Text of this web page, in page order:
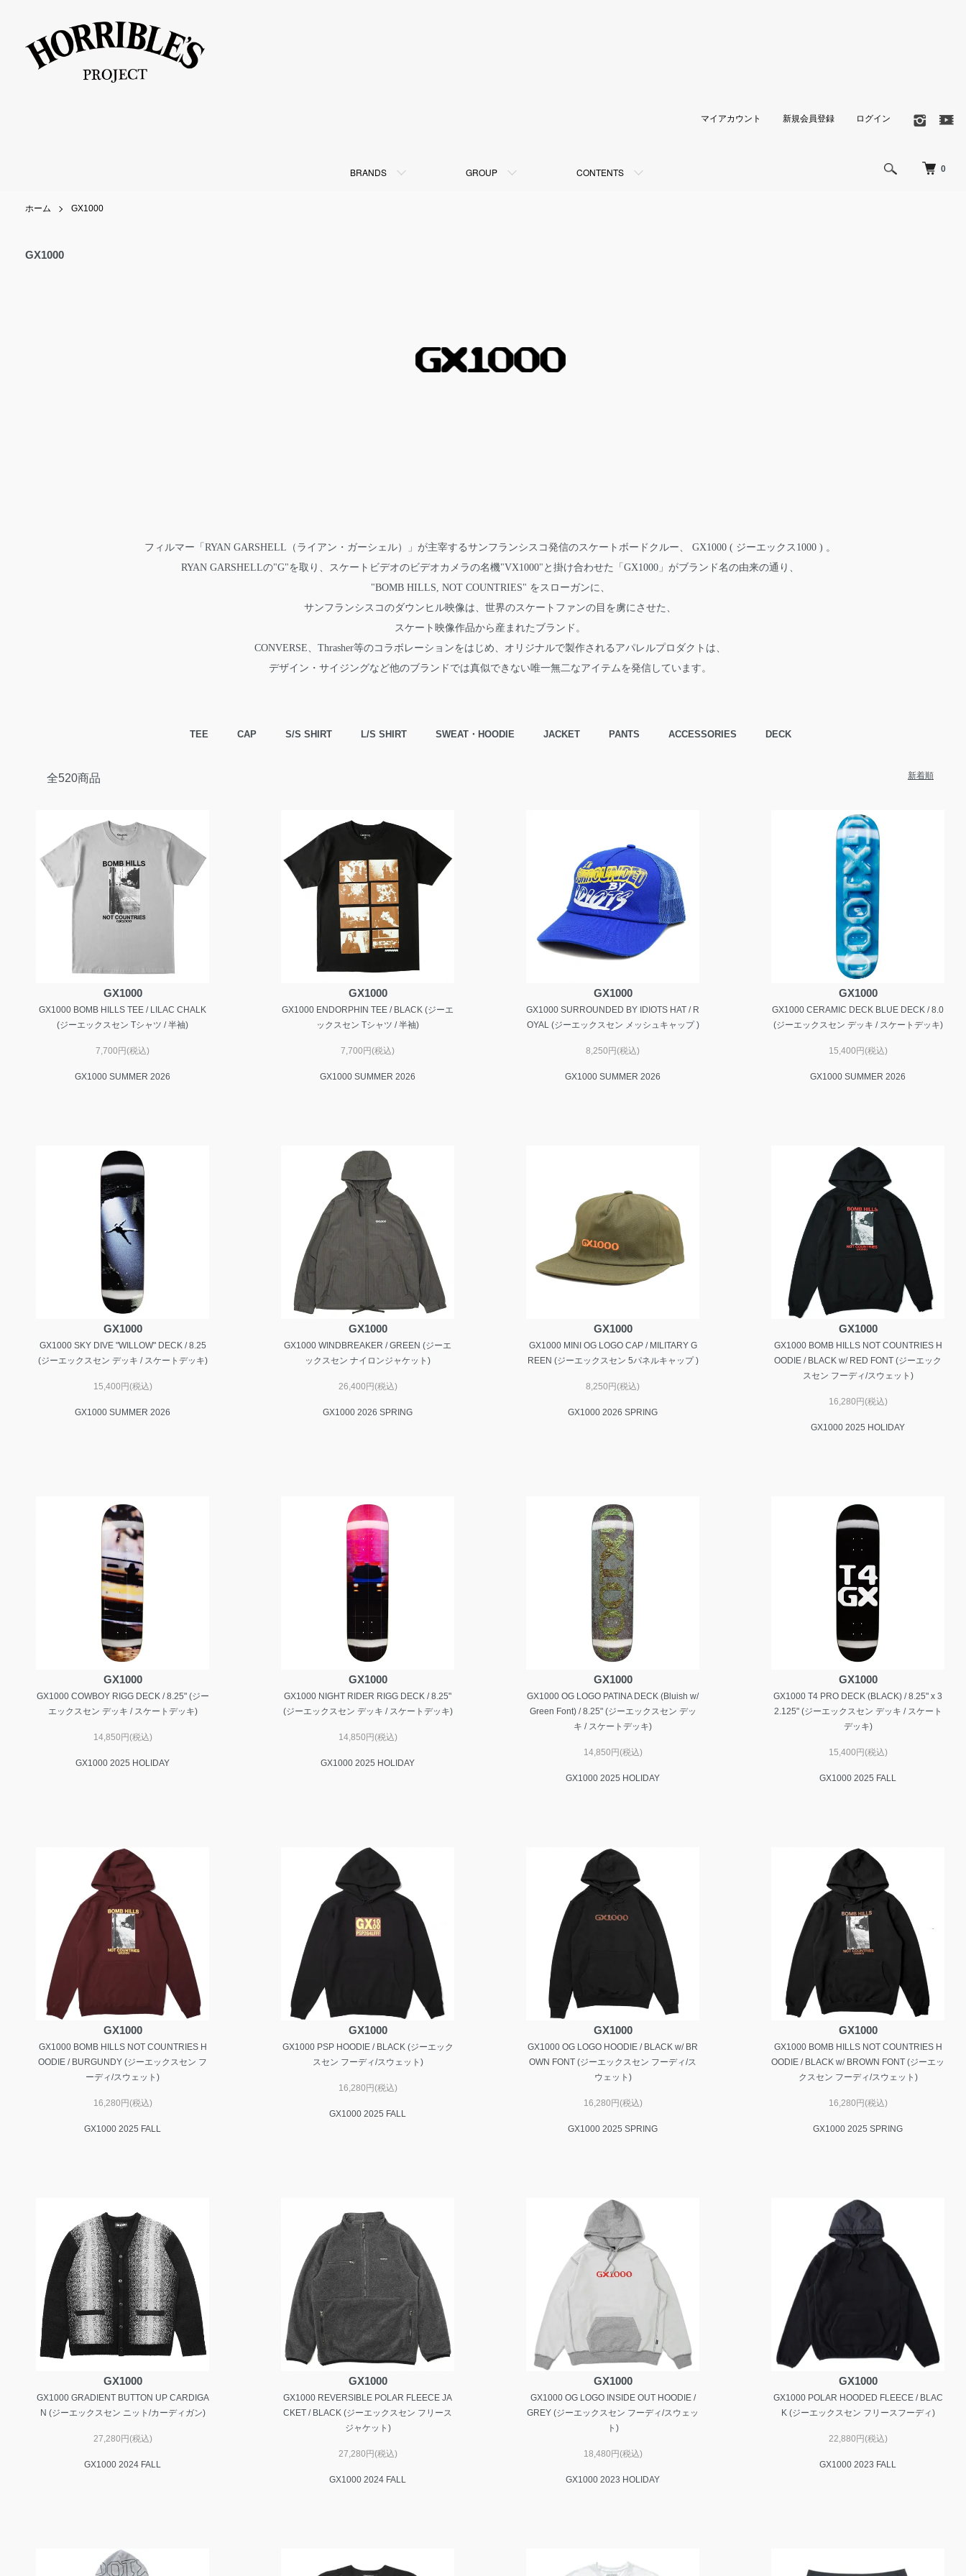
0
BRANDS GROUP CONTENTS
マイアカウント 新規会員登録 ログイン
ホーム GX1000
GX1000
フィルマー「RYAN GARSHELL（ライアン・ガーシェル）」が主宰するサンフランシスコ発信のスケートボードクルー、 GX1000 ( ジーエックス1000 ) 。
RYAN GARSHELLの"G"を取り、スケートビデオのビデオカメラの名機"VX1000"と掛け合わせた「GX1000」がブランド名の由来の通り、
"BOMB HILLS, NOT COUNTRIES" をスローガンに、
サンフランシスコのダウンヒル映像は、世界のスケートファンの目を虜にさせた、
スケート映像作品から産まれたブランド。
CONVERSE、Thrasher等のコラボレーションをはじめ、オリジナルで製作されるアパレルプロダクトは、
デザイン・サイジングなど他のブランドでは真似できない唯一無二なアイテムを発信しています。
TEE CAP S/S SHIRT L/S SHIRT SWEAT・HOODIE JACKET PANTS ACCESSORIES DECK
全520商品 新着順
GX1000
GX1000 BOMB HILLS TEE / LILAC CHALK
(ジーエックスセン Tシャツ / 半袖)
7,700円(税込)
GX1000 SUMMER 2026
GX1000
GX1000 ENDORPHIN TEE / BLACK (ジーエ
ックスセン Tシャツ / 半袖)
7,700円(税込)
GX1000 SUMMER 2026
GX1000
GX1000 SURROUNDED BY IDIOTS HAT / R
OYAL (ジーエックスセン メッシュキャップ )
8,250円(税込)
GX1000 SUMMER 2026
GX1000
GX1000 CERAMIC DECK BLUE DECK / 8.0
(ジーエックスセン デッキ / スケートデッキ)
15,400円(税込)
GX1000 SUMMER 2026
GX1000
GX1000 SKY DIVE "WILLOW" DECK / 8.25
(ジーエックスセン デッキ / スケートデッキ)
15,400円(税込)
GX1000 SUMMER 2026
GX1000
GX1000 WINDBREAKER / GREEN (ジーエ
ックスセン ナイロンジャケット)
26,400円(税込)
GX1000 2026 SPRING
GX1000
GX1000 MINI OG LOGO CAP / MILITARY G
REEN (ジーエックスセン 5パネルキャップ )
8,250円(税込)
GX1000 2026 SPRING
GX1000
GX1000 BOMB HILLS NOT COUNTRIES H
OODIE / BLACK w/ RED FONT (ジーエック
スセン フーディ/スウェット)
16,280円(税込)
GX1000 2025 HOLIDAY
GX1000
GX1000 COWBOY RIGG DECK / 8.25" (ジー
エックスセン デッキ / スケートデッキ)
14,850円(税込)
GX1000 2025 HOLIDAY
GX1000
GX1000 NIGHT RIDER RIGG DECK / 8.25"
(ジーエックスセン デッキ / スケートデッキ)
14,850円(税込)
GX1000 2025 HOLIDAY
GX1000
GX1000 OG LOGO PATINA DECK (Bluish w/
Green Font) / 8.25" (ジーエックスセン デッ
キ / スケートデッキ)
14,850円(税込)
GX1000 2025 HOLIDAY
GX1000
GX1000 T4 PRO DECK (BLACK) / 8.25" x 3
2.125" (ジーエックスセン デッキ / スケート
デッキ)
15,400円(税込)
GX1000 2025 FALL
GX1000
GX1000 BOMB HILLS NOT COUNTRIES H
OODIE / BURGUNDY (ジーエックスセン フ
ーディ/スウェット)
16,280円(税込)
GX1000 2025 FALL
GX1000
GX1000 PSP HOODIE / BLACK (ジーエック
スセン フーディ/スウェット)
16,280円(税込)
GX1000 2025 FALL
GX1000
GX1000 OG LOGO HOODIE / BLACK w/ BR
OWN FONT (ジーエックスセン フーディ/ス
ウェット)
16,280円(税込)
GX1000 2025 SPRING
GX1000
GX1000 BOMB HILLS NOT COUNTRIES H
OODIE / BLACK w/ BROWN FONT (ジーエッ
クスセン フーディ/スウェット)
16,280円(税込)
GX1000 2025 SPRING
GX1000
GX1000 GRADIENT BUTTON UP CARDIGA
N (ジーエックスセン ニット/カーディガン)
27,280円(税込)
GX1000 2024 FALL
GX1000
GX1000 REVERSIBLE POLAR FLEECE JA
CKET / BLACK (ジーエックスセン フリース
ジャケット)
27,280円(税込)
GX1000 2024 FALL
GX1000
GX1000 OG LOGO INSIDE OUT HOODIE /
GREY (ジーエックスセン フーディ/スウェッ
ト)
18,480円(税込)
GX1000 2023 HOLIDAY
GX1000
GX1000 POLAR HOODED FLEECE / BLAC
K (ジーエックスセン フリースフーディ)
22,880円(税込)
GX1000 2023 FALL